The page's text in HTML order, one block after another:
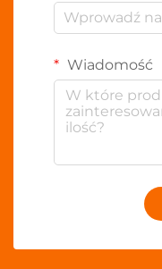
Wiadomość